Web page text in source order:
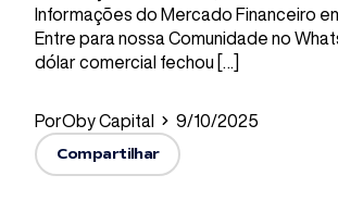
Informações do Mercado Financeiro
Entre para nossa Comunidade no
dólar comercial fechou […]
PorOby Capital 9/10/2025
Compartilhar